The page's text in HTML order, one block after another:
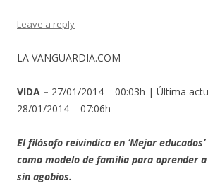
Leave a reply
LA VANGUARDIA.COM
VIDA – 27/01/2014 – 00:03h | Última
28/01/2014 – 07:06h
El filósofo reivindica en ‘Mejor
como modelo de familia para aprender
sin agobios.